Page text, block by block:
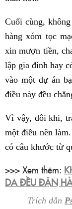
Cuối cùng,
hàng xóm tọc
xin mượn tiền,
lập gia đình hay
vào một dự án
điều này đều
Vì vậy, đôi khi,
một điều nên
có câu khước từ
>>> Xem thêm:
DA ĐỀU ĐẶN
Trích dẫn